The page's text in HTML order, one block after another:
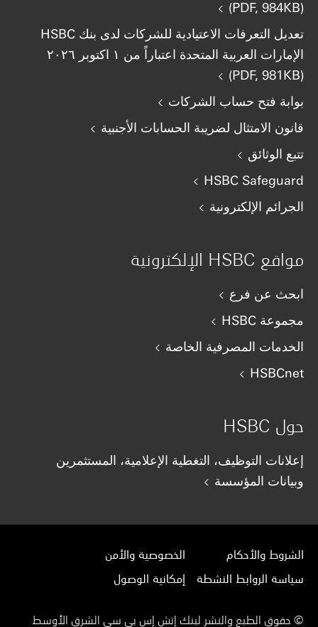
(PDF, 984KB)
تعديل التعرفات الاعتيادية للشركات لدى بنك HSBC
الإمارات العربية المتحدة اعتباراً من ١ اكتوبر ٢٠٢٦
(PDF, 981KB)
بوابة فتح حساب الشركات
قانون الامتثال لضريبة الحسابات الأجنبية
تتبع الوثائق
HSBC Safeguard
الجرائم الإلكترونية
مواقع HSBC الإلكترونية
ابحث عن فرع
مجموعة HSBC
الخدمات المصرفية الخاصة
HSBCnet
حول HSBC
إعلانات التوظيف، التغطية الإعلامية، المستثمرين
وبيانات المؤسسة
الشروط والأحكام
سياسة الروابط النشطة
الخصوصية والأمن
إمكانية الوصول
© حقوق الطبع والنشر لبنك إتش إس بي سي الشرق الأوسط